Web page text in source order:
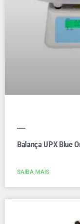
Balança UPX Blue
SAIBA MAIS